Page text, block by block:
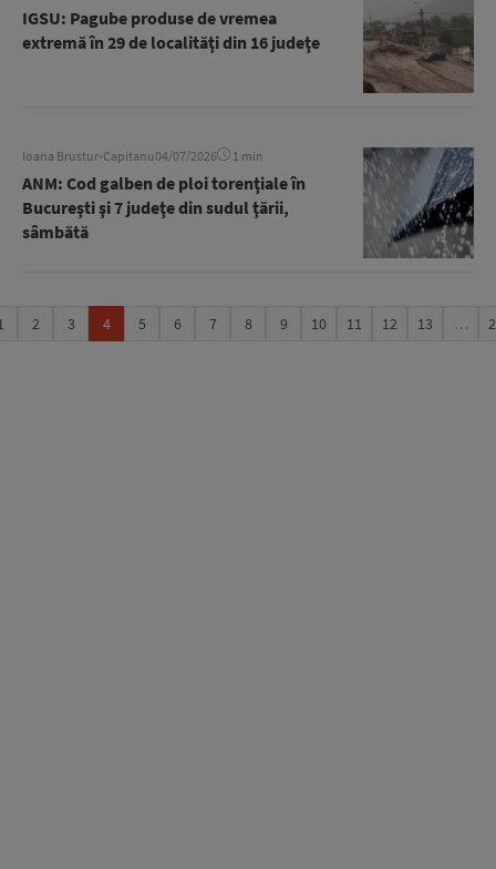
IGSU: Pagube produse de vremea
extremă în 29 de localităţi din 16 judeţe
Ioana Brustur-Capitanu04/07/2026 1 min
ANM: Cod galben de ploi torenţiale în
Bucureşti şi 7 judeţe din sudul ţării,
sâmbătă
2 3 4 5 6 7 8 9 10 11 12 13 …